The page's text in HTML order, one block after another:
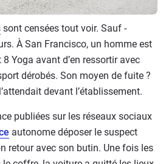
sont censées tout voir. Sauf -
À San Francisco, un homme est
Yoga avant d’en ressortir avec
dérobés. Son moyen de fuite ?
devant l’établissement.
publiées sur les réseaux sociaux
autonome déposer le suspect
retour avec son butin. Une fois les